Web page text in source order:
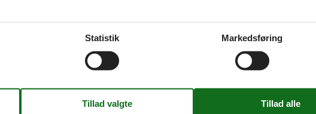
tvivl; Man bliver aldrig træt af at betragte de mere end 100 antikke og rigt
ligger ud til kanalerne. Selvfølgelig er Venedig at finde på UNESCO’s
Statistik Markedsføring